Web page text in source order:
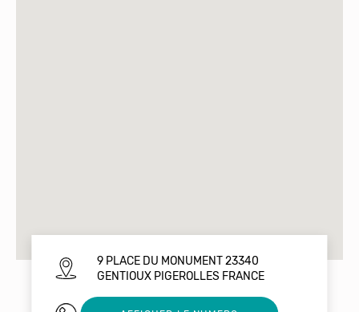
9 PLACE DU MONUMENT 23340
GENTIOUX PIGEROLLES FRANCE